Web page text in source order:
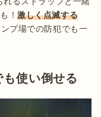
！激しく点滅する
プ場での防犯でも一
も使い倒せる